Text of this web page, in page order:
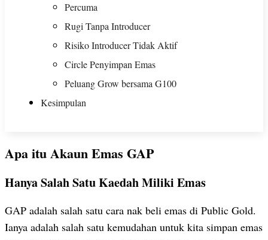
Percuma
Rugi Tanpa Introducer
Risiko Introducer Tidak Aktif
Circle Penyimpan Emas
Peluang Grow bersama G100
Kesimpulan
Apa itu Akaun Emas GAP
Hanya Salah Satu Kaedah Miliki Emas
GAP adalah salah satu cara nak beli emas di Public Gold.
Ianya adalah salah satu kemudahan untuk kita simpan emas